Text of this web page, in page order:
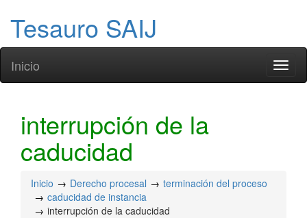
Tesauro SAIJ
Inicio
interrupción de la
caducidad
Inicio Derecho procesal
terminación del proceso
caducidad de instancia
interrupción de la caducidad